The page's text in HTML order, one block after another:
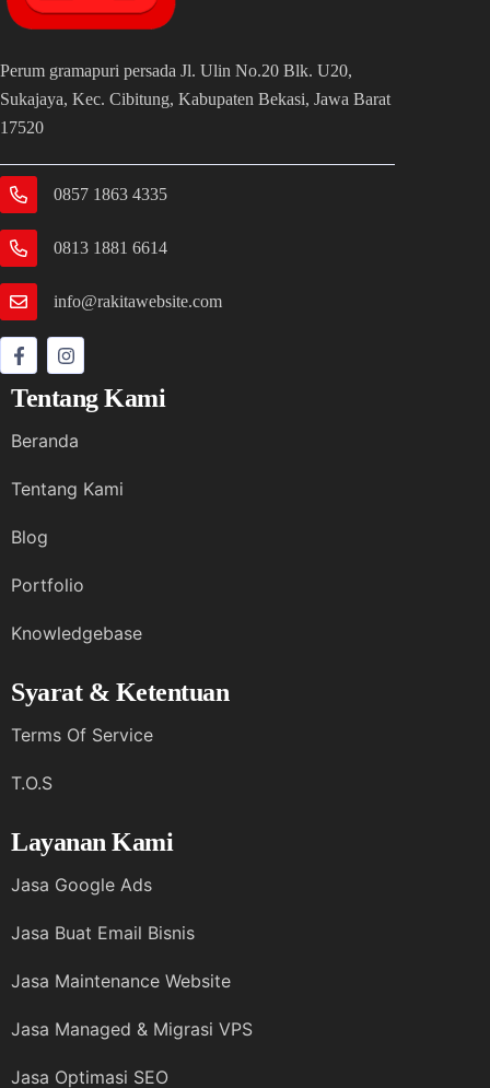
Perum gramapuri persada Jl. Ulin No.20 Blk. U20,
Sukajaya, Kec. Cibitung, Kabupaten Bekasi, Jawa Barat
17520
0857 1863 4335
0813 1881 6614
info@rakitawebsite.com
Tentang Kami
Beranda
Tentang Kami
Blog
Portfolio
Knowledgebase
Syarat & Ketentuan
Terms Of Service
T.O.S
Layanan Kami
Jasa Google Ads
Jasa Buat Email Bisnis
Jasa Maintenance Website
Jasa Managed & Migrasi VPS
Jasa Optimasi SEO